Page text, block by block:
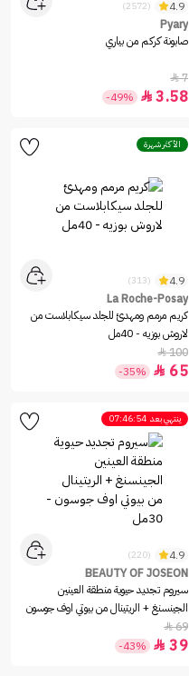
4.9
(2572)
Pyary
صابونة كركم من بياري
7

3.58

-49%
الأكثر شهرة
4.9
(313)
La Roche-Posay
كريم مرمم ومهدئ للجلد سيكابلاست من
لاروش بوزيه - 40مل
100

65

-35%
ينتهي بعد 07:46:54
4.9
(220)
BEAUTY OF JOSEON
سيروم تجديد حيوية منطقة العينين
الجينسنغ + الريتينال من بيوتي اوف جوسون
- 30مل
69

39

-43%